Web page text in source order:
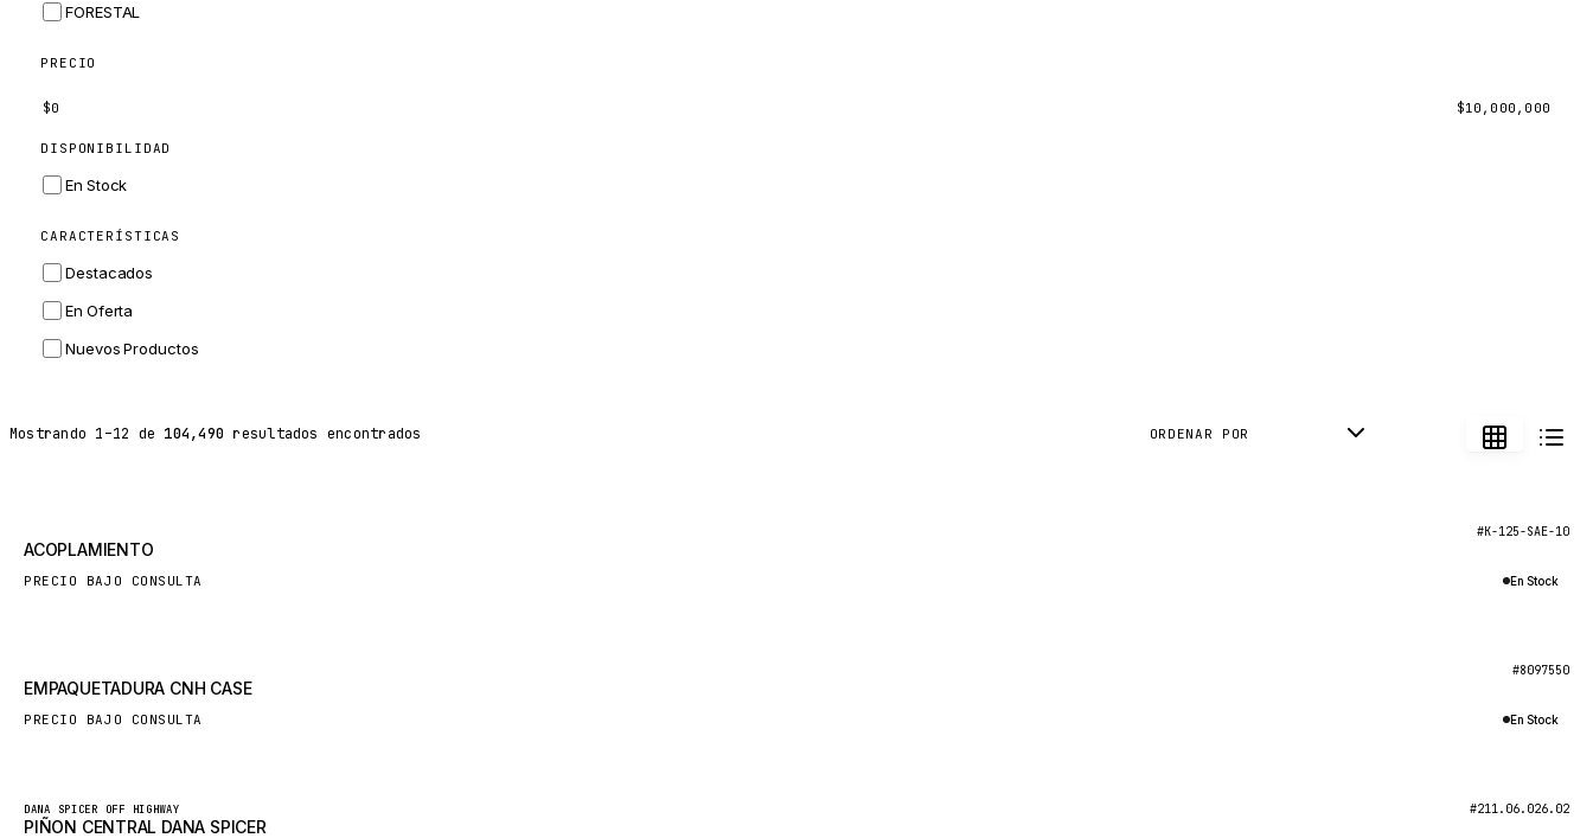
MERLO
HYUNDAI
BALDWIN
SANY
CUKUROVA
FORESTAL
PRECIO
$0 $10,000,000
DISPONIBILIDAD
En Stock
CARACTERÍSTICAS
Destacados
En Oferta
Nuevos Productos
Mostrando 1–12 de 104,490 resultados encontrados ORDENAR POR
#K-125-SAE-10
ACOPLAMIENTO
PRECIO BAJO CONSULTA En Stock
#8097550
EMPAQUETADURA CNH CASE
PRECIO BAJO CONSULTA En Stock
Nuevo
DANA SPICER OFF HIGHWAY #211.06.026.02
PIÑON CENTRAL DANA SPICER